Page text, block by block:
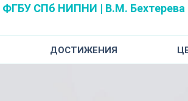
ФГБУ СПб НИПНИ | В.М. Бехтерева
ДОСТИЖЕНИЯ